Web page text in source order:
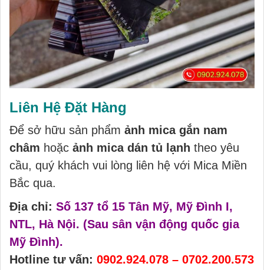
Liên Hệ Đặt Hàng
Để sở hữu sản phẩm ảnh mica gắn nam
châm hoặc ảnh mica dán tủ lạnh theo yêu
cầu, quý khách vui lòng liên hệ với Mica Miền
Bắc qua.
Địa chỉ: Số 137 tổ 15 Tân Mỹ, Mỹ Đình I,
NTL, Hà Nội. (Sau sân vận động quốc gia
Mỹ Đình).
Hotline tư vấn: 0902.924.078 – 0702.200.573